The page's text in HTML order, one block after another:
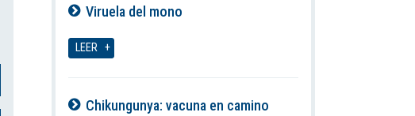
Viruela del mono
LEER
Chikungunya: vacuna en camino